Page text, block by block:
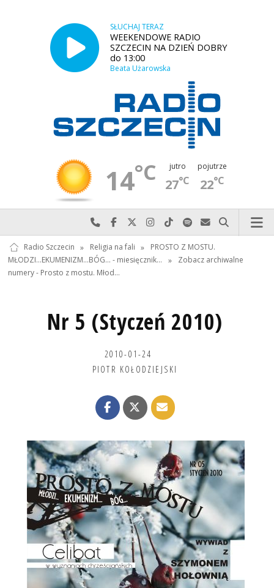
SŁUCHAJ TERAZ
WEEKENDOWE RADIO
SZCZECIN NA DZIEŃ DOBRY
do 13:00
Beata Użarowska
14°C jutro
27°C
pojutrze
22°C
Najlepiej po prostu do nas zadzwoń
Odwiedź nas na Facebook-u
Odwiedź nas na X
Odwiedź nas na Instagram-ie
Odwiedź nas na TikTok-u
Szukaj nas na Spotify
Wyślij do nas
Szukaj
Radio Szczecin » Religia na fali »
PROSTO Z MOSTU.
MŁODZI...EKUMENIZM...BÓG... - miesięcznik…
»
Zobacz archiwalne
numery - Prosto z mostu. Młod…
Nr 5 (Styczeń 2010)
2010-01-24
PIOTR KOŁODZIEJSKI